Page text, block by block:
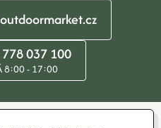
037 100
8:00 - 17:00